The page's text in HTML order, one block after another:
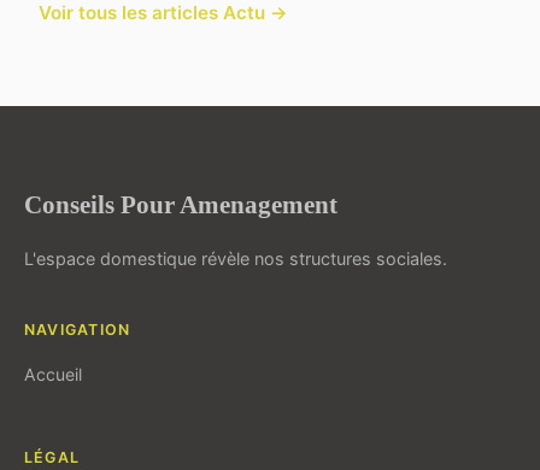
Voir tous les articles Actu →
Conseils Pour Amenagement
L'espace domestique révèle nos structures sociales.
NAVIGATION
Accueil
LÉGAL